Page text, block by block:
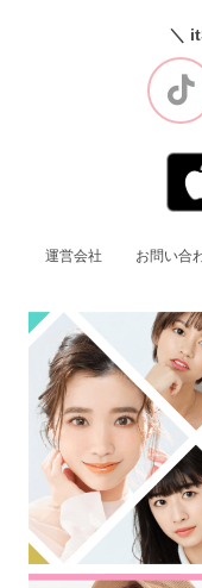
＼
運営会社 お問い合